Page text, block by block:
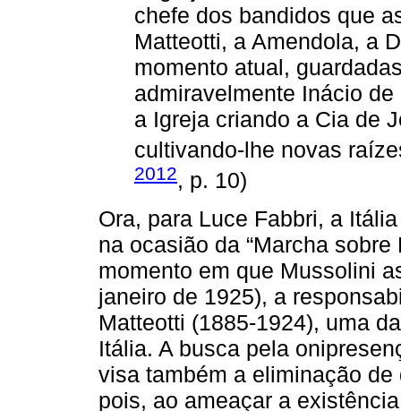
chefe dos bandidos que
Matteotti, a Amendola, a
momento atual,
admiravelmente Inácio
a Igreja criando a Cia de
cultivando-lhe novas
2012, p. 10)
Ora, para Luce Fabbri, a
na ocasião da “Marcha
momento em que Mussolini
janeiro de 1925), a
Matteotti (1885-1924), uma
Itália. A busca pela
visa também a eliminação
pois, ao ameaçar a